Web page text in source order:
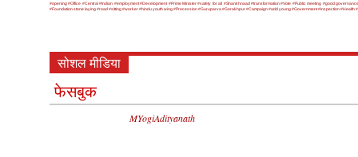
#opening #Office #Central #Indian #employment #Development #Prime Minister #safety for all #Shankhnaad #transformation #Vote #Public meeting #good governance
#Foundation stone laying#road#sitting#worker#hindu youth wing#Procession#Guruparva#Gorakhpur#Campaign#add young#Government#inspection#Health
सोशल मीडिया
फेसबुक
MYogiAdityanath